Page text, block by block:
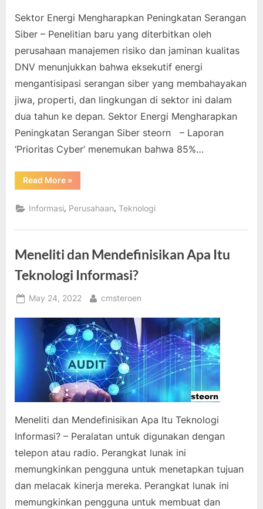
Sektor Energi Mengharapkan Peningkatan Serangan
Siber – Penelitian baru yang diterbitkan oleh
perusahaan manajemen risiko dan jaminan kualitas
DNV menunjukkan bahwa eksekutif energi
mengantisipasi serangan siber yang membahayakan
jiwa, properti, dan lingkungan di sektor ini dalam
dua tahun ke depan. Sektor Energi Mengharapkan
Peningkatan Serangan Siber steorn – Laporan
‘Prioritas Cyber’ menemukan bahwa 85%…
Read More“Sektor
Energi
Peningkatan
Serangan
»
Informasi, Perusahaan,Teknologi
Meneliti dan Mendefinisikan Apa Itu
Teknologi Informasi?
Posted
May 24, 2022 By
cmsteroen
Meneliti dan Mendefinisikan Apa Itu Teknologi
Informasi? – Peralatan untuk digunakan dengan
telepon atau radio. Perangkat lunak ini
memungkinkan pengguna untuk menetapkan tujuan
dan melacak kinerja mereka. Perangkat lunak ini
memungkinkan pengguna untuk membuat dan